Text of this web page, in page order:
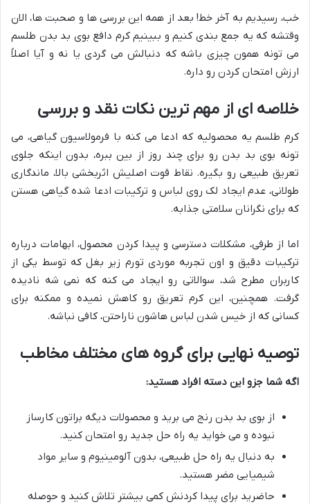
خب، رسیدیم به آخر خط! بعد از همه این بررسی ها و صحبت ها، الان
وقتشه که یه جمع بندی کنیم و ببینیم کرم دافع بوی بد بدن طلسم
می تونه همون چیزی باشه که دنبالش می گردی یا نه و آیا اصلاً
ارزش امتحان کردن رو داره.
خلاصه ای از مهم ترین نکات نقد و بررسی
کرم طلسم یه محصولیه که ادعا می کنه با فرمولاسیون گیاهی، می
تونه بوی بد بدن رو برای چند روز از بین ببره، بدون اینکه جلوی
تعریق طبیعی رو بگیره. نقاط قوت اصلیش اثربخشی بالا، ماندگاری
طولانی، عدم ایجاد لک روی لباس و ترکیبات ادعا شده گیاهی هستن
که برای نگرانان سلامتی جذابه.
اما از طرفی، مشکلات دسترسی و پیدا کردن محصول، ابهامات درباره
ترکیبات دقیق و اون تجربه موردی تورم زیر بغل که توسط یکی از
کاربران مطرح شد، سوالاتی رو ایجاد می کنه که نمی شه نادیده
گرفت. همچنین، این کرم تعریق رو کاهش نمیده و ممکنه برای
کسانی که از خیس شدن لباس هاشون ناراحتن، کافی نباشه.
توصیه نهایی برای گروه های مختلف مخاطب
اگه شما جزو این دسته افراد هستید:
از بوی بد بدن رنج می برید و محصولات دیگه براتون کارساز
نبوده و می خواید یه راه حل جدید رو امتحان کنید.
به دنبال یه راه حل طبیعی، بدون آلومینیوم و سایر مواد
شیمیایی مضر هستید.
حاضرید برای پیدا کردنش کمی بیشتر تلاش کنید و حوصله